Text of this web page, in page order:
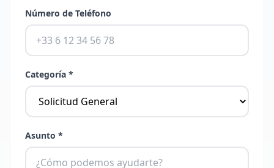
Número de Teléfono
Categoría *
Asunto *